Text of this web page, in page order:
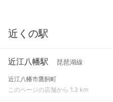
近くの駅
近江八幡駅 琵琶湖線
近江八幡市鷹飼町
このページの店舗から 1.3 km